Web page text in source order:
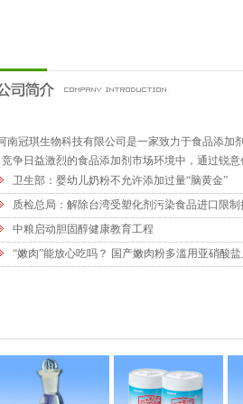
冠琪生物科技有限公司是一家致力于食品添加
争日益激烈的食品添加剂市场环境中，通过锐
卫生部：婴幼儿奶粉不允许添加过量“脑黄金”
质检总局：解除台湾受塑化剂污染食品进口限制
中粮启动胆固醇健康教育工程
“嫩肉”能放心吃吗？ 国产嫩肉粉多滥用亚硝酸盐